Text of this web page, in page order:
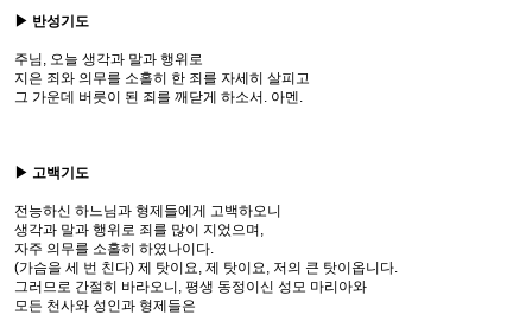
▶ 반성기도
주님, 오늘 생각과 말과 행위로
지은 죄와 의무를 소홀히 한 죄를 자세히 살피고
그 가운데 버릇이 된 죄를 깨닫게 하소서. 아멘.
▶ 고백기도
전능하신 하느님과 형제들에게 고백하오니
생각과 말과 행위로 죄를 많이 지었으며,
자주 의무를 소홀히 하였나이다.
(가슴을 세 번 친다) 제 탓이요, 제 탓이요, 저의 큰 탓이옵니다.
그러므로 간절히 바라오니, 평생 동정이신 성모 마리아와
모든 천사와 성인과 형제들은